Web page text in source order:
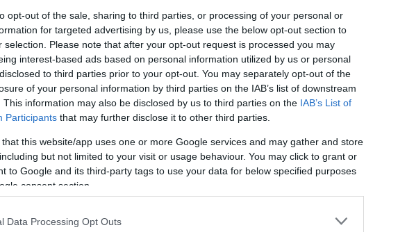
opt-out of the sale, sharing to third parties, or processing of your personal or
for targeted advertising by us, please use the below opt-out section to
selection. Please note that after your opt-out request is processed you may
interest-based ads based on personal information utilized by us or personal
to third parties prior to your opt-out. You may separately opt-out of the
of your personal information by third parties on the IAB’s list of downstream
This information may also be disclosed by us to third parties on the IAB’s List of
Participants that may further disclose it to other third parties.
that this website/app uses one or more Google services and may gather and store
but not limited to your visit or usage behaviour. You may click to grant or
to Google and its third-party tags to use your data for below specified purposes
consent section.
Data Processing Opt Outs
νέων παιδιών στην ενδεκάδα μιας ομάδας, σε
αποφάσεις, τη σεζόν που ολοκληρώθηκε είχε
υποχρεωτική παρουσία τουλάχιστον ενός
ευεργετική αποδείχθηκε και η διάταξη που
Κ18 (γεννημένων το 2007), κάτι που εφάρμοσε
υποχρεωτικής συμμετοχής ποδοσφαιριστών
τους έτσι τη δυνατότητα συμμετοχής, με
εξέλιξη. Αυτό αναμένεται να εφαρμοστεί και στις
ενός Κ23. Όπως δήλωσε ο πρόεδρος
και μέλος της Ε.Ε./ΕΠΟ, Κώστας Βρακάς, στη
τις ΕΠΣ της χώρας θα υπάρχει υποχρεωτικά